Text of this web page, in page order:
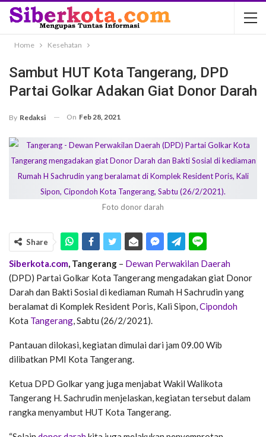
Home Kesehatan
Sambut HUT Kota Tangerang, DPD
Partai Golkar Adakan Giat Donor Darah
By Redaksi On Feb 28, 2021
Foto donor darah
Share
Siberkota.com, Tangerang – Dewan Perwakilan Daerah
(DPD) Partai Golkar Kota Tangerang mengadakan giat Donor
Darah dan Bakti Sosial di kediaman Rumah H Sachrudin yang
beralamat di Komplek Resident Poris, Kali Sipon,Cipondoh
Kota Tangerang, Sabtu (26/2/2021).
Pantauan dilokasi, kegiatan dimulai dari jam 09.00 Wib
dilibatkan PMI Kota Tangerang.
Ketua DPD Golkar yang juga menjabat Wakil Walikota
Tangerang H. Sachrudin menjelaskan, kegiatan tersebut dalam
rangka menyambut HUT Kota Tangerang.